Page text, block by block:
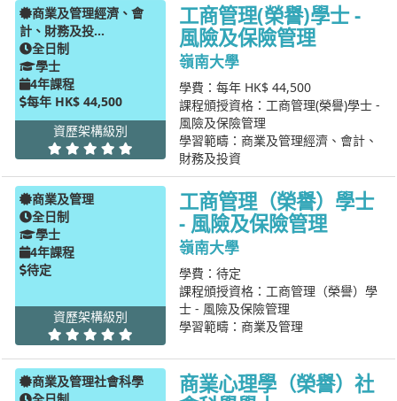
商業及管理經濟、會
計、財務及投...
全日制
學士
4年課程
每年 HK$ 44,500
資歷架構級別
工商管理(榮譽)學士 -
風險及保險管理
嶺南大學
學費：每年 HK$ 44,500
課程頒授資格：工商管理(榮譽)學士 -
風險及保險管理
學習範疇：商業及管理經濟、會計、
財務及投資
商業及管理
全日制
學士
4年課程
待定
資歷架構級別
工商管理（榮譽）學士
- 風險及保險管理
嶺南大學
學費：待定
課程頒授資格：工商管理（榮譽）學
士 - 風險及保險管理
學習範疇：商業及管理
商業及管理社會科學
商業心理學（榮譽）社